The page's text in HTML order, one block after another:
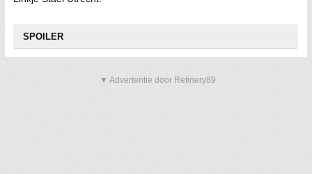
SPOILER
▼ Advertentie door Refinery89